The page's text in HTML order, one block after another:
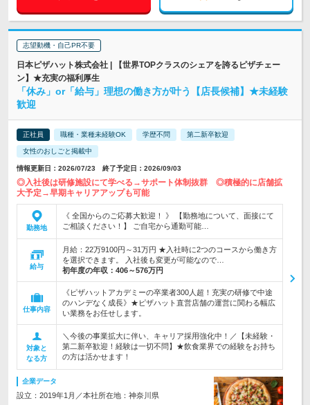
志望動機・自己PR不要
日本ピザハット株式会社 | 【世界TOPクラスのシェアを誇るピザチェー
ン】★充実の福利厚生
「休み」or「給与」理想の働き方が叶う【店長候補】★未経験
歓迎
正社員 職種・業種未経験OK 学歴不問 第二新卒歓迎
女性のおしごと掲載中
情報更新日：2026/07/23 終了予定日：2026/09/03
◎入社後は研修施設にて学べる→サポート体制抜群 ◎積極的に店舗拡
大予定→早期キャリアアップも可能
勤務地
《 全国からのご応募大歓迎！ 》 【勤務地について、面接にて
ご相談ください！】 ご自宅から通勤可能…
給与
月給：22万9100円～31万円 ★入社時に2つのコースから働き方
を選択できます。 入社後も変更が可能なので…
初年度の年収： 406～576万円
仕事内容
《ピザハットアカデミーの卒業者300人超！充実の研修で中途
のハンデなく成長》★ピザハット直営店舗の運営に関わる幅広
い業務をお任せします。
対象と
なる方
＼今後の事業拡大に伴い、キャリア採用強化中！／【未経験・
第二新卒歓迎！経験は一切不問】★飲食業界での経験をお持ち
の方は活かせます！
企業データ
設立：2019年1月／本社所在地：神奈川県